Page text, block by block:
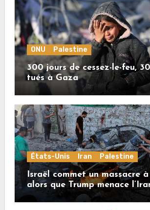
ONU Palestine
300 jours de cessez-le-feu,
tués à Gaza
États-Unis Iran Palestine
Israël commet un massacre
alors que Trump menace
«décapitation»